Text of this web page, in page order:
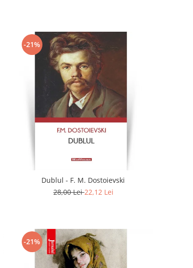
-21%
Dublul - F. M. Dostoievski
28,00 Lei22,12 Lei
-21%